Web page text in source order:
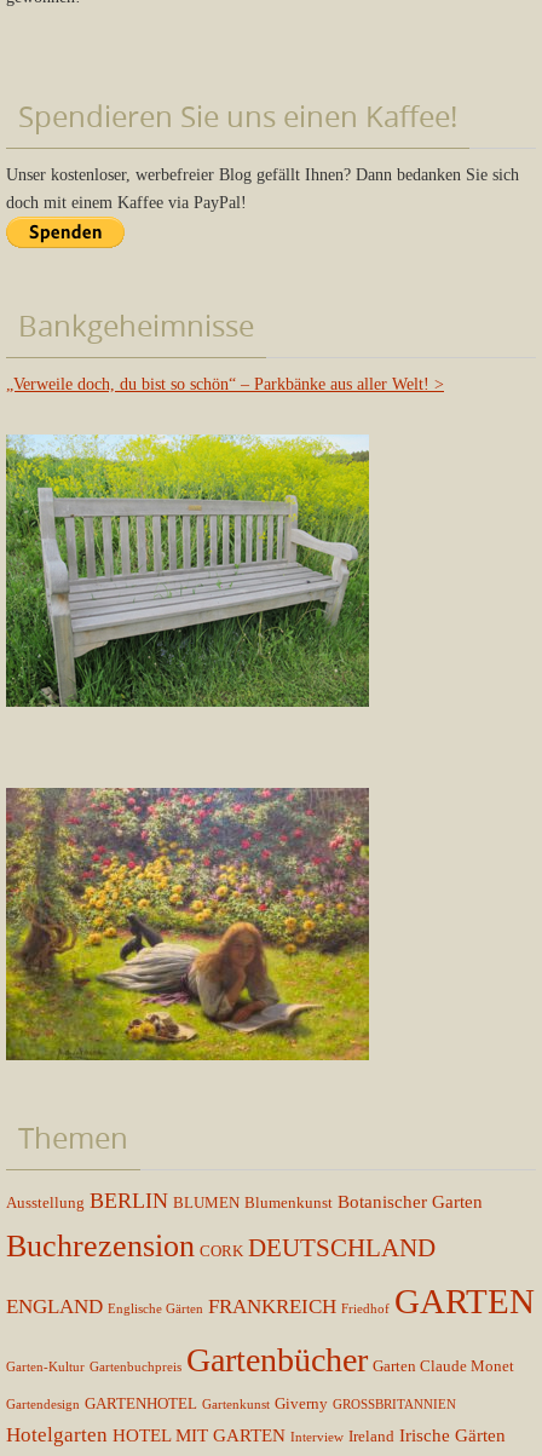
Spendieren Sie uns einen Kaffee!
Unser kostenloser, werbefreier Blog gefällt Ihnen? Dann bedanken Sie sich
doch mit einem Kaffee via PayPal!
Bankgeheimnisse
„Verweile doch, du bist so schön“ – Parkbänke aus aller Welt! >
Themen
Ausstellung BERLIN BLUMEN Blumenkunst Botanischer Garten
Buchrezension CORK DEUTSCHLAND
ENGLAND Englische Gärten FRANKREICH Friedhof GARTEN
Garten-Kultur Gartenbuchpreis Gartenbücher Garten Claude Monet
Gartendesign GARTENHOTEL Gartenkunst Giverny GROSSBRITANNIEN
Hotelgarten HOTEL MIT GARTEN Interview Ireland Irische Gärten